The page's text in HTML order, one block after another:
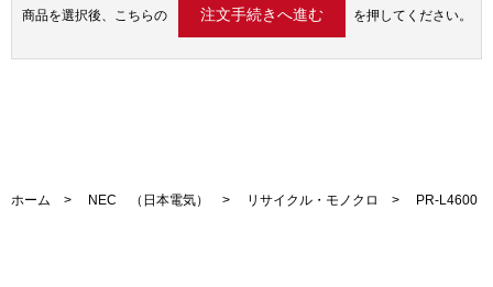
商品を選択後、こちらの を押してください。
ホーム > NEC （日本電気） > リサイクル・モノクロ > PR-L4600